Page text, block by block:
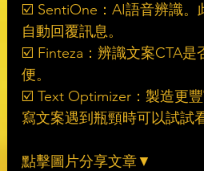
☑️ SentiOne：AI語音辨識。
自動回覆訊息。
☑️ Finteza：辨識文案CTA是
便。
☑️ Text Optimizer：製造更
寫文案遇到瓶頸時可以試試看
點擊圖片分享文章▼